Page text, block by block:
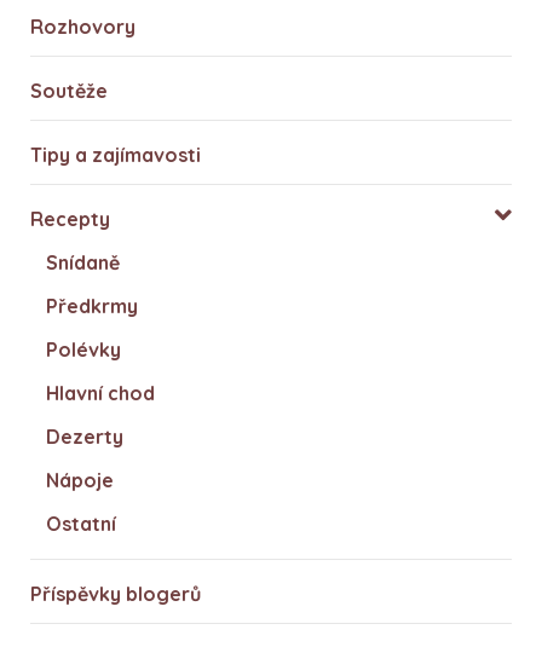
Rozhovory
Soutěže
Tipy a zajímavosti
Recepty
Snídaně
Předkrmy
Polévky
Hlavní chod
Dezerty
Nápoje
Ostatní
Příspěvky blogerů